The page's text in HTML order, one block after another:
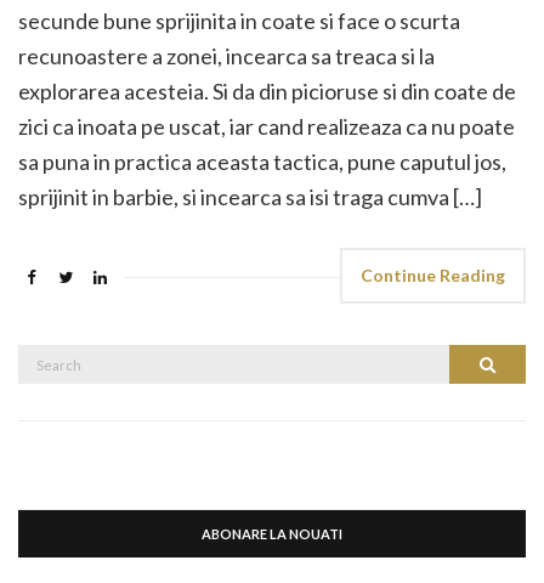
secunde bune sprijinita in coate si face o scurta
recunoastere a zonei, incearca sa treaca si la
explorarea acesteia. Si da din picioruse si din coate de
zici ca inoata pe uscat, iar cand realizeaza ca nu poate
sa puna in practica aceasta tactica, pune caputul jos,
sprijinit in barbie, si incearca sa isi traga cumva […]
Continue Reading
Search
ABONARE LA NOUATI